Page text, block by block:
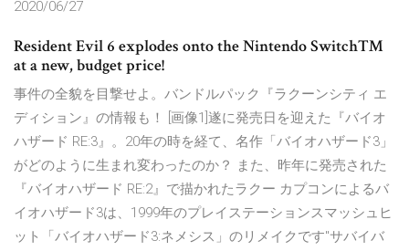
2020/06/27
Resident Evil 6 explodes onto the Nintendo Switch™
at a new, budget price!
事件の全貌を目撃せよ。バンドルパック『ラクーンシティ エ
ディション』の情報も！ [画像1]遂に発売日を迎えた『バイオ
ハザード RE:3』。20年の時を経て、名作「バイオハザード3」
がどのように生まれ変わったのか？ また、昨年に発売された
『バイオハザード RE:2』で描かれたラクー カプコンによるバ
イオハザード3は、1999年のプレイステーションスマッシュヒ
ット「バイオハザード3:ネメシス」のリメイクです"サバイバ